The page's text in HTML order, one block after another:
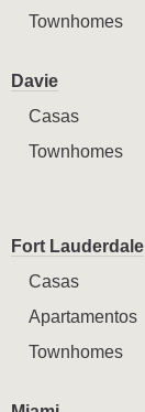
Townhomes
Davie
Casas
Townhomes
Fort Lauderdale
Casas
Apartamentos
Townhomes